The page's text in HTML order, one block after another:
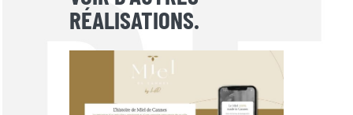
RÉALISATIONS.